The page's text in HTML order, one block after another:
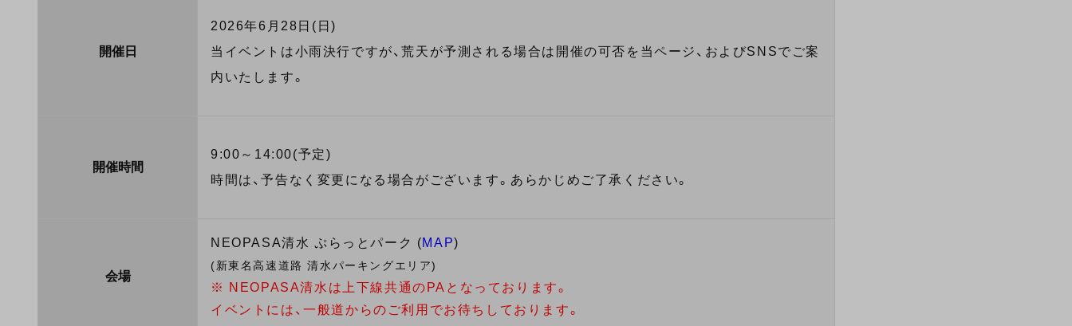
開催日
2026年6月28日(日)
当イベントは小雨決行ですが、荒天が予測される場合は開催の可否を当ページ、およびSNSでご案
内いたします。
開催時間
9:00～14:00(予定)
時間は、予告なく変更になる場合がございます。あらかじめご了承ください。
会場
NEOPASA清水 ぷらっとパーク (MAP)
(新東名高速道路 清水パーキングエリア)
※ NEOPASA清水は上下線共通のPAとなっております。
イベントには、一般道からのご利用でお待ちしております。